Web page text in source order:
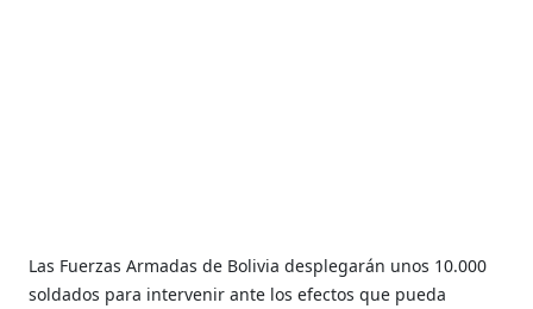
Las Fuerzas Armadas de Bolivia desplegarán unos 10.000
soldados para intervenir ante los efectos que pueda